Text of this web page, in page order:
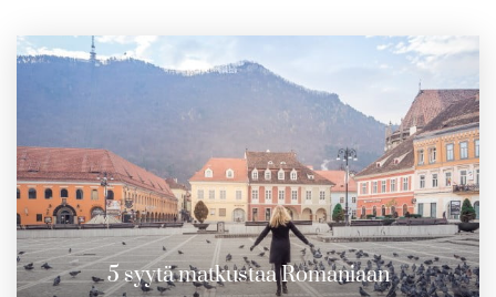
5 syytä matkustaa Romaniaan